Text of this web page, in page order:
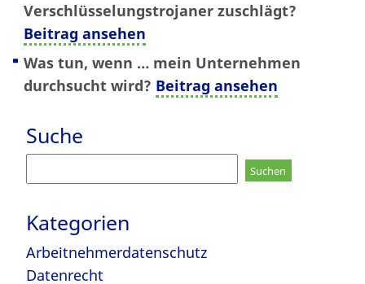
Verschlüsselungstrojaner zuschlägt?
Beitrag ansehen
Was tun, wenn … mein Unternehmen
durchsucht wird? Beitrag ansehen
Suche
nach:
Kategorien
Arbeitnehmerdatenschutz
Datenrecht